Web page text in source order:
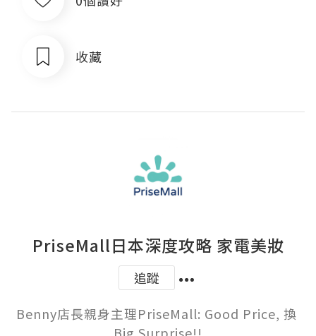
收藏
PriseMall日本深度攻略 家電美妝
追蹤
Benny店長親身主理PriseMall: Good Price, 換